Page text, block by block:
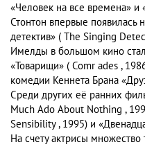
«Человек на все времена»
Стонтон впервые появилась
детектив» ( The Singing
Имелды в большом кино
«Товарищи» ( Comr ades ,
комедии Кеннета Брана
Среди других её ранних
Much Ado About Nothing ,
Sensibility , 1995) и
На счету актрисы